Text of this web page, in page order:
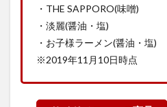
・THE SAPPORO(味噌)
・淡麗(醤油・塩)
・お子様ラーメン(醤油・塩)
※2019年11月10日時点